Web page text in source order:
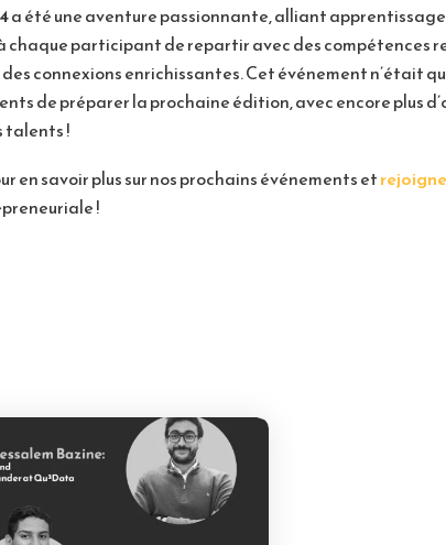
a été une aventure passionnante, alliant
chaque participant de repartir avec des compétences
connexions enrichissantes. Cet événement n’était
de préparer la prochaine édition, avec encore plus
talents !
en savoir plus sur nos prochains événements et
!